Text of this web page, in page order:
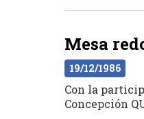
Mesa
19/12/1986
Con la
Concepción